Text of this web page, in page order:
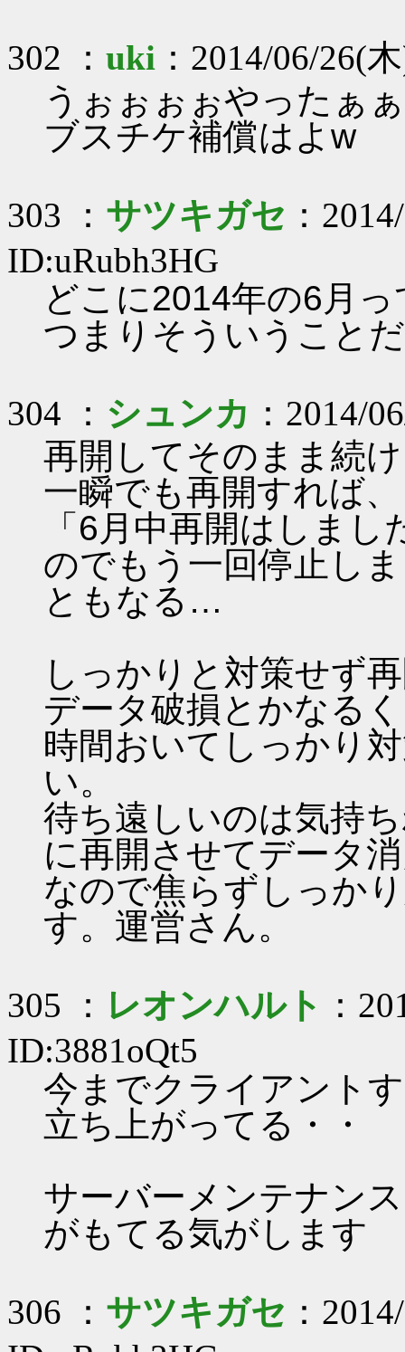
302 ： uki ：2014/06/26(
うぉぉぉぉやったぁ
ブスチケ補償はよw
303 ： サツキガセ ：
ID:uRubh3HG
どこに2014年の6月
つまりそういうことだ
304 ： シュンカ ：2014/
再開してそのまま続
一瞬でも再開すれば、
「6月中再開はしま
のでもう一回停止し
ともなる…
しっかりと対策せず
データ破損とかなる
時間おいてしっかり
い。
待ち遠しいのは気持
に再開させてデータ
なので焦らずしっか
す。運営さん。
305 ： レオンハルト ：
ID:3881oQt5
今までクライアント
立ち上がってる・・
サーバーメンテナン
がもてる気がします
306 ： サツキガセ ：